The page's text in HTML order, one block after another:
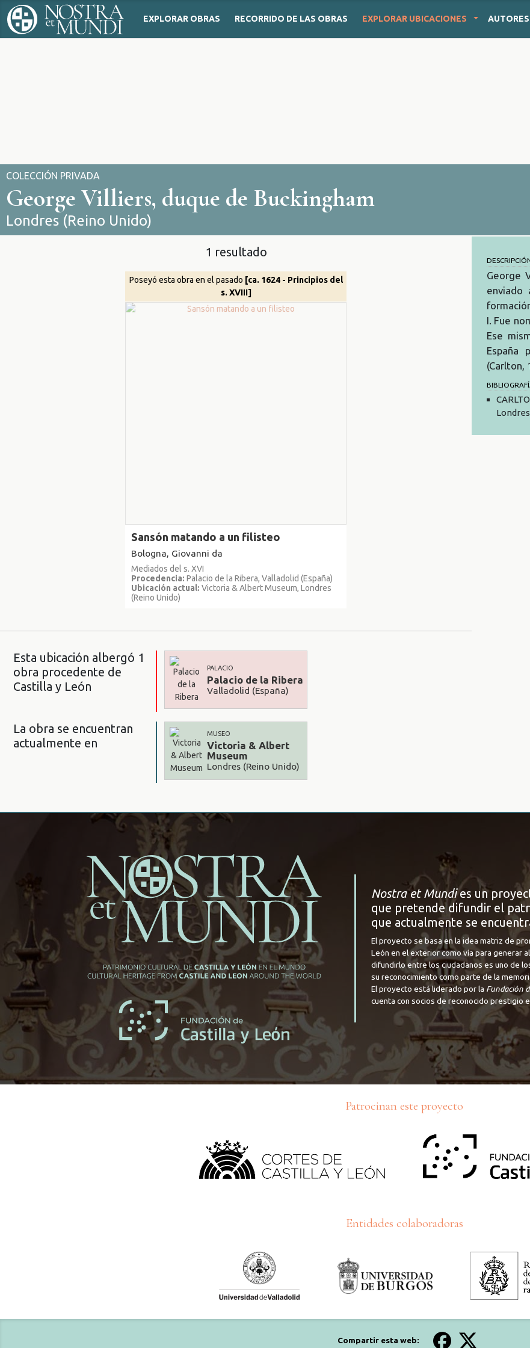
EXPLORAR OBRAS RECORRIDO DE LAS OBRAS EXPLORAR UBICACIONES AUTORES
COLECCIÓN PRIVADA
George Villiers, duque de Buckingham
Londres (Reino Unido)
George
enviado
I. Fue
Ese
España
(Carlton,
1 resultado
Poseyó esta obra en el pasado [ca. 1624 - Principios del
s. XVIII]
Sansón matando a un filisteo
Bologna, Giovanni da
Mediados del s. XVI
Procedencia: Palacio de la Ribera, Valladolid (España)
Ubicación actual: Victoria & Albert Museum, Londres
(Reino Unido)
Esta ubicación albergó 1
obra procedente de
Castilla y León
PALACIO
Palacio de la Ribera
Valladolid (España)
La obra se encuentran
actualmente en
MUSEO
Victoria & Albert
Museum
Londres (Reino Unido)
Nostra et Mundies un
que pretende difundir el
que actualmente se
El proyecto se basa en la idea matriz de
León en el exterior como vía para generar
difundirlo entre los ciudadanos es uno de
su reconocimiento como parte de la
El proyecto está liderado por la Fundación
cuenta con socios de reconocido prestigio
Patrocinan este proyecto
Entidades colaboradoras
Compartir esta web: